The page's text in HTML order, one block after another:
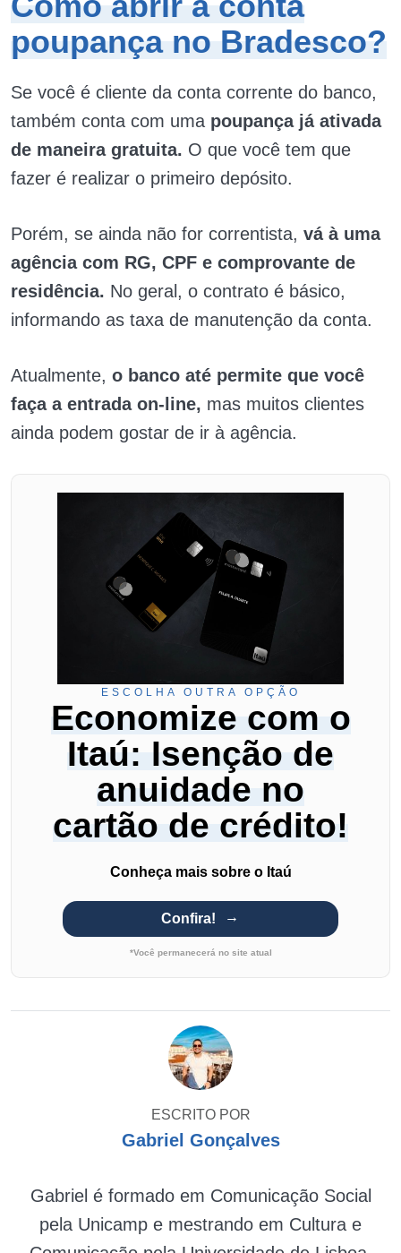
poupança no Bradesco?
Se você é cliente da conta corrente do banco,
também conta com uma poupança já ativada
de maneira gratuita. O que você tem que
fazer é realizar o primeiro depósito.
Porém, se ainda não for correntista, vá à uma
agência com RG, CPF e comprovante de
residência. No geral, o contrato é básico,
informando as taxa de manutenção da conta.
Atualmente, o banco até permite que você
faça a entrada on-line, mas muitos clientes
ainda podem gostar de ir à agência.
ESCOLHA OUTRA OPÇÃO
Economize com o
Itaú: Isenção de
anuidade no
cartão de crédito!
Conheça mais sobre o Itaú
Confira!
*Você permanecerá no site atual
ESCRITO POR
Gabriel Gonçalves
Gabriel é formado em Comunicação Social
pela Unicamp e mestrando em Cultura e